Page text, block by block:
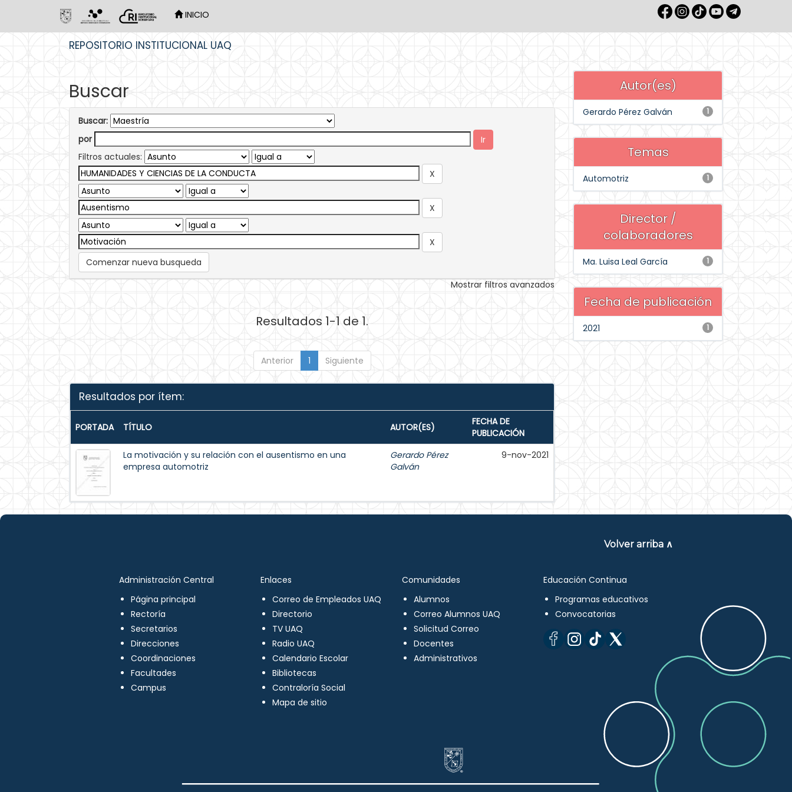
INICIO
REPOSITORIO INSTITUCIONAL UAQ
Buscar
Buscar:
por
Filtros actuales:
Comenzar nueva busqueda
Mostrar filtros avanzados
Resultados 1-1 de 1.
Anterior 1 Siguiente
Resultados por ítem:
PORTADA TÍTULO AUTOR(ES)
FECHA DE
PUBLICACIÓN
La motivación y su relación con el ausentismo en una
empresa automotriz
Gerardo Pérez
Galván
9-nov-2021
Autor(es)
1
Gerardo Pérez Galván
Temas
1
Automotriz
Director /
colaboradores
1
Ma. Luisa Leal García
Fecha de publicación
1
2021
Volver arriba ∧
Administración Central
Página principal
Rectoría
Secretarios
Direcciones
Coordinaciones
Facultades
Campus
Enlaces
Correo de Empleados UAQ
Directorio
TV UAQ
Radio UAQ
Calendario Escolar
Bibliotecas
Contraloría Social
Mapa de sitio
Comunidades
Alumnos
Correo Alumnos UAQ
Solicitud Correo
Docentes
Administrativos
Educación Continua
Programas educativos
Convocatorias